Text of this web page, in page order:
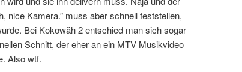
nice Kamera.” muss aber schnell feststellen,
Bei Kokowäh 2 entschied man sich sogar
Schnitt, der eher an ein MTV Musikvideo
Also wtf.